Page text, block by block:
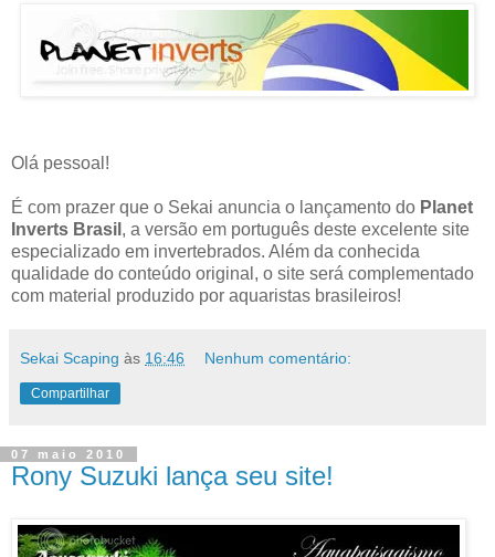
Olá pessoal!
É com prazer que o Sekai anuncia o lançamento do Planet
Inverts Brasil , a versão em português deste excelente site
especializado em invertebrados. Além da conhecida
qualidade do conteúdo original, o site será complementado
com material produzido por aquaristas brasileiros!
Sekai Scaping às 16:46 Nenhum comentário:
Compartilhar
07 maio 2010
Rony Suzuki lança seu site!